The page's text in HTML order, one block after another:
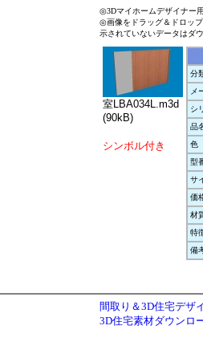
◎3Dマイホームデザイナー
◎画像をドラッグ＆ドロッ
示されていないデータはダ
室LBA034L.m3d
(90kB)
シンボル付き
分
メ
シ
品
色
型
サ
価
材
特
備
間取り＆3D住宅デザ
3D住宅素材ダウンロ